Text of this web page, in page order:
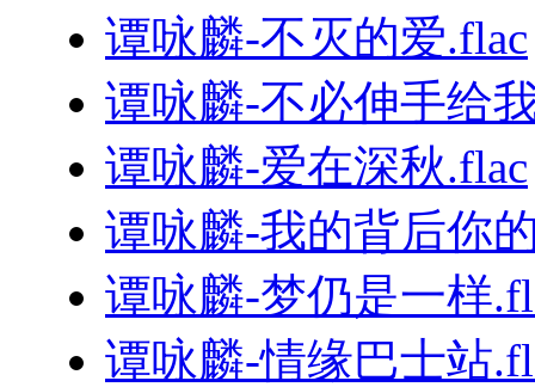
谭咏麟-不灭的爱.flac
谭咏麟-不必伸手给
谭咏麟-爱在深秋.flac
谭咏麟-我的背后你
谭咏麟-梦仍是一样
谭咏麟-情缘巴士站